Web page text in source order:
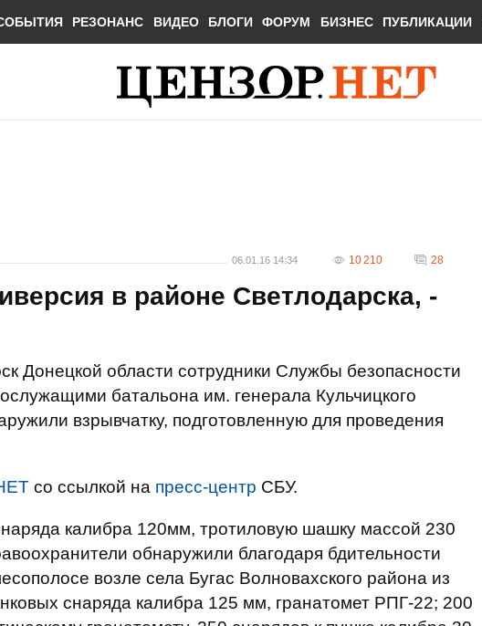
РЕЗОНАНС ВИДЕО БЛОГИ ФОРУМ БИЗНЕС ПУБЛИКАЦИИ
06.01.16 14:34 10 210 28
в районе Светлодарска, -
Донецкой области сотрудники Службы безопасности
батальона им. генерала Кульчицкого
взрывчатку, подготовленную для проведения
со ссылкой на пресс-центр СБУ.
калибра 120мм, тротиловую шашку массой 230
обнаружили благодаря бдительности
возле села Бугас Волновахского района из
снаряда калибра 125 мм, гранатомет РПГ-22; 200